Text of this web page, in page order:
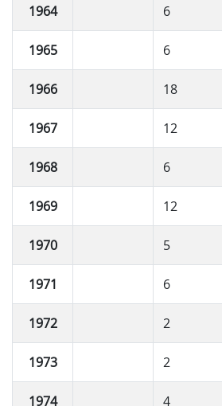
1964 6
1965 6
1966 18
1967 12
1968 6
1969 12
1970 5
1971 6
1972 2
1973 2
1974 4